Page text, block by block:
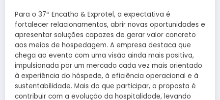
Para o 37º Encatho & Exprotel, a expectativa é
fortalecer relacionamentos, abrir novas oportunidades e
apresentar soluções capazes de gerar valor concreto
aos meios de hospedagem. A empresa destaca que
chega ao evento com uma visão ainda mais positiva,
impulsionada por um mercado cada vez mais orientado
à experiência do hóspede, à eficiência operacional e à
sustentabilidade. Mais do que participar, a proposta é
contribuir com a evolução da hospitalidade, levando